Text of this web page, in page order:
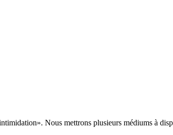
Nous mettrons plusieurs médiums à